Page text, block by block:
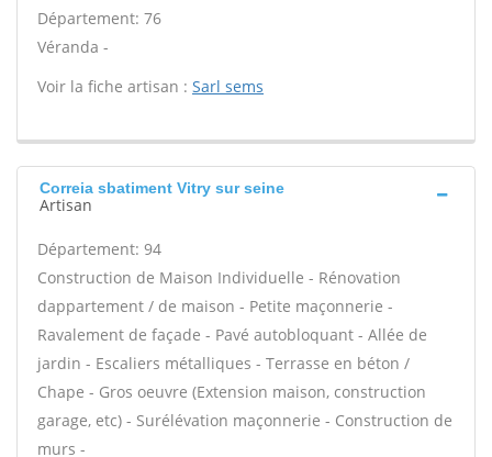
Département: 76
Véranda -
Voir la fiche artisan : Sarl sems
Correia sbatiment Vitry sur seine
Artisan
Département: 94
Construction de Maison Individuelle - Rénovation
dappartement / de maison - Petite maçonnerie -
Ravalement de façade - Pavé autobloquant - Allée de
jardin - Escaliers métalliques - Terrasse en béton /
Chape - Gros oeuvre (Extension maison, construction
garage, etc) - Surélévation maçonnerie - Construction de
murs -